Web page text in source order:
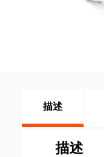
描述
描述